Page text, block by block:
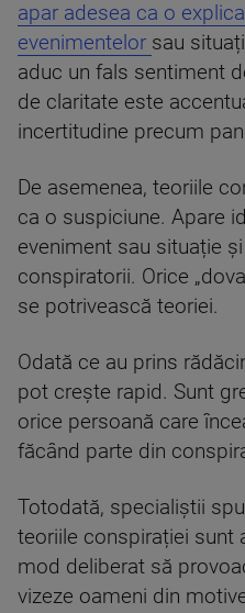
apar adesea ca o
evenimentelor sau
aduc un fals sentiment
de claritate este
incertitudine precum
De asemenea, teoriile
ca o suspiciune. Apare
eveniment sau situație
conspiratorii. Orice
se potrivească teoriei.
Odată ce au prins
pot crește rapid. Sunt
orice persoană care
făcând parte din
Totodată, specialiștii
teoriile conspirației sunt
mod deliberat să
vizeze oameni din